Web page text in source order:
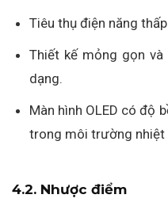
Tiêu thụ điện năng
Thiết kế mỏng gọn
dạng.
Màn hình OLED có độ
trong môi trường nhiệt
4.2. Nhược điểm